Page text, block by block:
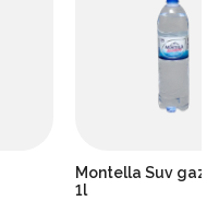
Montella Suv
1l